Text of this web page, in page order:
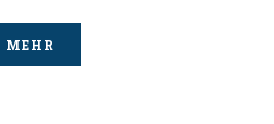
MEHR